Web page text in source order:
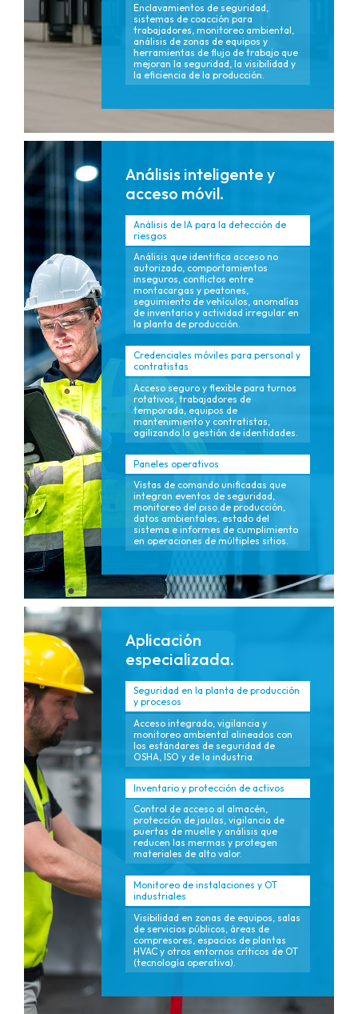
Enclavamientos de seguridad,
sistemas de coacción para
trabajadores, monitoreo ambiental,
análisis de zonas de equipos y
herramientas de flujo de trabajo que
mejoran la seguridad, la visibilidad y
la eficiencia de la producción.
Análisis inteligente y
acceso móvil.
Análisis de IA para la detección de
riesgos
Análisis que identifica acceso no
autorizado, comportamientos
inseguros, conflictos entre
montacargas y peatones,
seguimiento de vehículos, anomalías
de inventario y actividad irregular en
la planta de producción.
Credenciales móviles para personal y
contratistas
Acceso seguro y flexible para turnos
rotativos, trabajadores de
temporada, equipos de
mantenimiento y contratistas,
agilizando la gestión de identidades.
Paneles operativos
Vistas de comando unificadas que
integran eventos de seguridad,
monitoreo del piso de producción,
datos ambientales, estado del
sistema e informes de cumplimiento
en operaciones de múltiples sitios.
Aplicación
especializada.
Seguridad en la planta de producción
y procesos
Acceso integrado, vigilancia y
monitoreo ambiental alineados con
los estándares de seguridad de
OSHA, ISO y de la industria.
Inventario y protección de activos
Control de acceso al almacén,
protección de jaulas, vigilancia de
puertas de muelle y análisis que
reducen las mermas y protegen
materiales de alto valor.
Monitoreo de instalaciones y OT
industriales
Visibilidad en zonas de equipos, salas
de servicios públicos, áreas de
compresores, espacios de plantas
HVAC y otros entornos críticos de OT
(tecnología operativa).